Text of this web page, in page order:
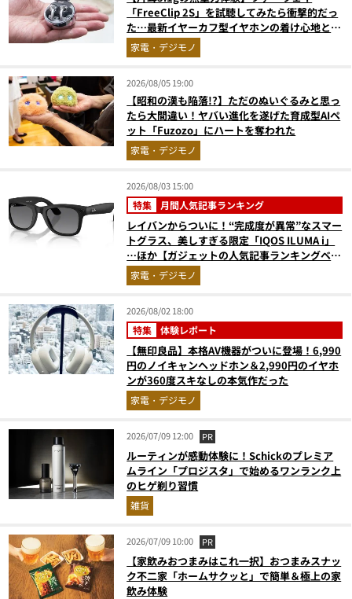
「FreeClip 2S」を試聴してみたら衝撃的だっ
た…最新イヤーカフ型イヤホンの着け心地とAI
技術に感動
家電・デジモノ
2026/08/05 19:00
【昭和の漢も陥落!?】ただのぬいぐるみと思っ
たら大間違い！ヤバい進化を遂げた育成型AIペ
ット「Fuzozo」にハートを奪われた
家電・デジモノ
2026/08/03 15:00
特集 月間人気記事ランキング
レイバンからついに！“完成度が異常”なスマー
トグラス、美しすぎる限定「IQOS ILUMA i」
…ほか【ガジェットの人気記事ランキングベス
ト3】（2026年6月版）
家電・デジモノ
2026/08/02 18:00
特集 体験レポート
【無印良品】本格AV機器がついに登場！6,990
円のノイキャンヘッドホン＆2,990円のイヤホ
ンが360度スキなしの本気作だった
家電・デジモノ
2026/07/09 12:00 PR
ルーティンが感動体験に！Schickのプレミア
ムライン「プロジスタ」で始めるワンランク上
のヒゲ剃り習慣
雑貨
2026/07/09 10:00 PR
【家飲みおつまみはこれ一択】おつまみスナッ
ク不二家「ホームサクッと」で簡単＆極上の家
飲み体験